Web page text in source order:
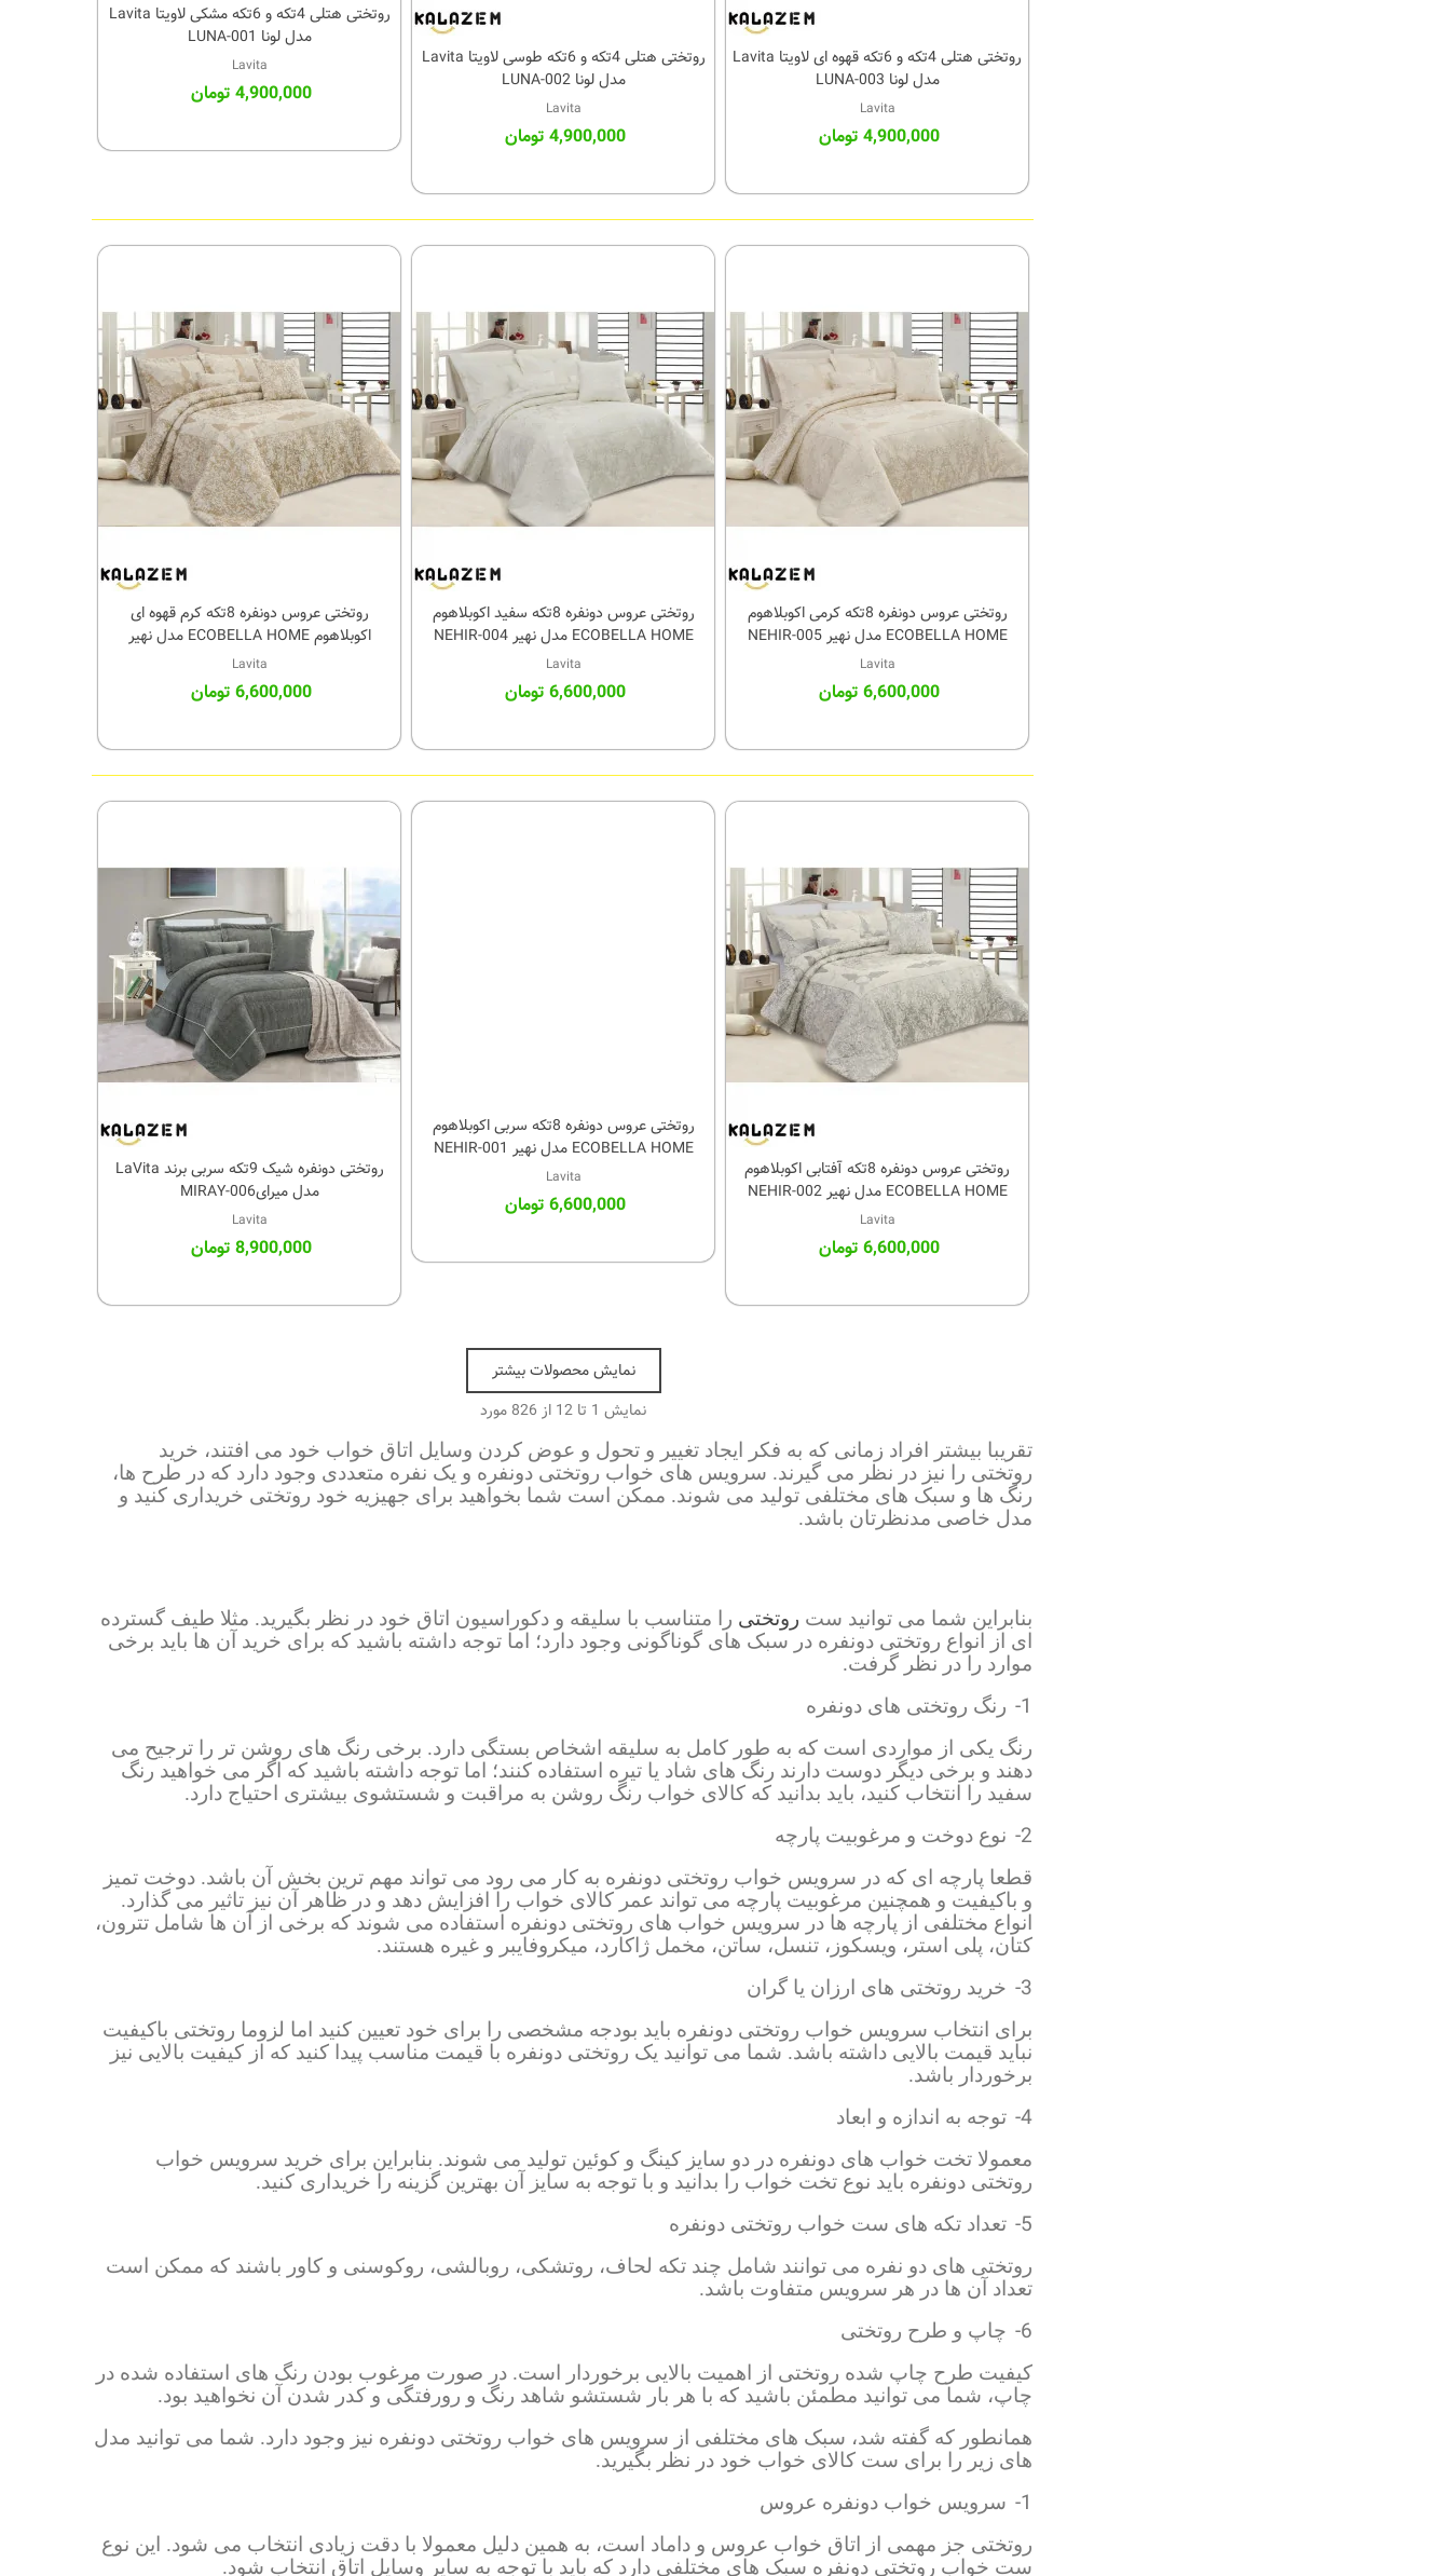
کالای مورد علاقه
روتختی هتلی 4تکه و 6تکه قهوه ای لاویتا Lavita
مدل لونا LUNA-003
Lavita
4,900,000 تومان
کالای مورد علاقه
روتختی هتلی 4تکه و 6تکه طوسی لاویتا Lavita
مدل لونا LUNA-002
Lavita
4,900,000 تومان
کالای مورد علاقه
روتختی هتلی 4تکه و 6تکه مشکی لاویتا Lavita
مدل لونا LUNA-001
Lavita
4,900,000 تومان
کالای مورد علاقهروتختی عروس دونفره 8تکه کرمی اکوبلاهوم
ECOBELLA HOME مدل نهیر NEHIR-005
Lavita
6,600,000 تومان
کالای مورد علاقهروتختی عروس دونفره 8تکه سفید اکوبلاهوم
ECOBELLA HOME مدل نهیر NEHIR-004
Lavita
6,600,000 تومان
کالای مورد علاقهروتختی عروس دونفره 8تکه کرم قهوه ای
اکوبلاهوم ECOBELLA HOME مدل نهیر
NEHIR-003
Lavita
6,600,000 تومان
کالای مورد علاقهروتختی عروس دونفره 8تکه آفتابی اکوبلاهوم
ECOBELLA HOME مدل نهیر NEHIR-002
Lavita
6,600,000 تومان
کالای مورد علاقهروتختی عروس دونفره 8تکه سربی اکوبلاهوم
ECOBELLA HOME مدل نهیر NEHIR-001
Lavita
6,600,000 تومان
کالای مورد علاقه
روتختی دونفره شیک 9تکه سربی برند LaVita
مدل میرایMIRAY-006
Lavita
8,900,000 تومان
نمایش محصولات بیشتر
نمایش 1 تا 12 از 826 مورد
تقر یبا بیشتر افراد زمانی که به فکر ایجاد تغییر و تحول و عوض کردن وسایل اتاق خواب خود می افتند، خرید
روتختی را نیز در نظر می گیرند. سرویس های خواب روتختی دونفره و یک نفره متعددی وجود دارد که در طرح ها،
رنگ ها و سبک های مختلفی تولید می شوند. ممکن است شما بخواهید برای جهیزیه خود روتختی خریداری کنید و
مدل خاصی مدنظرتان باشد.
بنابراین شما می توانید ست روتختی را متناسب با سلیقه و دکوراسیون اتاق خود در نظر بگیرید. مثلا طیف گسترده
ای از انواع روتختی دونفره در سبک های گوناگونی وجود دارد؛ اما توجه داشته باشید که برای خرید آن ها باید برخی
موارد را در نظر گرفت.
1-
رنگ روتختی های دونفره
رنگ یکی از مواردی است که به طور کامل به سلیقه اشخاص بستگی دارد. برخی رنگ های روشن تر را ترجیح می
دهند و برخی دیگر دوست دارند رنگ های شاد یا تیره استفاده کنند؛ اما توجه داشته باشید که اگر می خواهید رنگ
سفید را انتخاب کنید، باید بدانید که کالای خواب رنگ روشن به مراقبت و شستشوی بیشتری احتیاج دارد.
2-
نوع دوخت و مرغوبیت پارچه
قطعا پارچه ای که در سرویس خواب روتختی دونفره به کار می رود می تواند مهم ترین بخش آن باشد. دوخت تمیز
و باکیفیت و همچنین مرغوبیت پارچه می تواند عمر کالای خواب را افزایش دهد و در ظاهر آن نیز تاثیر می گذارد.
انواع مختلفی از پارچه ها در سرویس خواب های روتختی دونفره استفاده می شوند که برخی از آن ها شامل تترون،
کتان، پلی استر، ویسکوز، تنسل، ساتن، مخمل ژاکارد، میکروفایبر و غیره هستند.
3-
خرید روتختی های ارزان یا گران
برای انتخاب سرویس خواب روتختی دونفره باید بودجه مشخصی را برای خود تعیین کنید اما لزوما روتختی باکیفیت
نباید قیمت بالایی داشته باشد. شما می توانید یک روتختی دونفره با قیمت مناسب پیدا کنید که از کیفیت بالایی نیز
برخوردار باشد.
4-
توجه به اندازه و ابعاد
معمولا تخت خواب های دونفره در دو سایز کینگ و کوئین تولید می شوند. بنابراین برای خرید سرویس خواب
روتختی دونفره باید نوع تخت خواب را بدانید و با توجه به سایز آن بهترین گزینه را خریداری کنید.
5-
تعداد تکه های ست خواب روتختی دونفره
روتختی های دو نفره می توانند شامل چند تکه لحاف، روتشکی، روبالشی، روکوسنی و کاور باشند که ممکن است
تعداد آن ها در هر سرویس متفاوت باشد.
6-
چاپ و طرح روتختی
کیفیت طرح چاپ شده روتختی از اهمیت بالایی برخوردار است. در صورت مرغوب بودن رنگ های استفاده شده در
چاپ، شما می توانید مطمئن باشید که با هر بار شستشو شاهد رنگ و رورفتگی و کدر شدن آن نخواهید بود.
همانطور که گفته شد، سبک های مختلفی از سرویس های خواب روتختی دونفره نیز وجود دارد. شما می توانید مدل
های زیر را برای ست کالای خواب خود در نظر بگیرید.
1-
سرویس خواب دونفره عروس
روتختی جز مهمی از اتاق خواب عروس و داماد است، به همین دلیل معمولا با دقت زیادی انتخاب می شود. این نوع
ست خواب روتختی دونفره سبک های مختلفی دارد که باید با توجه به سایر وسایل اتاق انتخاب شود.